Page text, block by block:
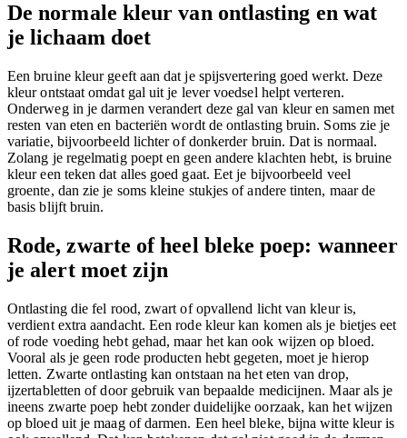
De normale kleur van ontlasting en wat
je lichaam doet
Een bruine kleur geeft aan dat je spijsvertering goed werkt. Deze
kleur ontstaat omdat gal uit je lever voedsel helpt verteren.
Onderweg in je darmen verandert deze gal van kleur en samen met
resten van eten en bacteriën wordt de ontlasting bruin. Soms zie je
variatie, bijvoorbeeld lichter of donkerder bruin. Dat is normaal.
Zolang je regelmatig poept en geen andere klachten hebt, is bruine
kleur een teken dat alles goed gaat. Eet je bijvoorbeeld veel
groente, dan zie je soms kleine stukjes of andere tinten, maar de
basis blijft bruin.
Rode, zwarte of heel bleke poep: wanneer
je alert moet zijn
Ontlasting die fel rood, zwart of opvallend licht van kleur is,
verdient extra aandacht. Een rode kleur kan komen als je bietjes eet
of rode voeding hebt gehad, maar het kan ook wijzen op bloed.
Vooral als je geen rode producten hebt gegeten, moet je hierop
letten. Zwarte ontlasting kan ontstaan na het eten van drop,
ijzertabletten of door gebruik van bepaalde medicijnen. Maar als je
ineens zwarte poep hebt zonder duidelijke oorzaak, kan het wijzen
op bloed uit je maag of darmen. Een heel bleke, bijna witte kleur is